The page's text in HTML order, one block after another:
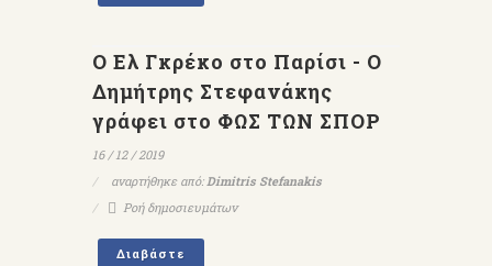
O Ελ Γκρέκο στο Παρίσι - Ο
Δημήτρης Στεφανάκης
γράφει στο ΦΩΣ ΤΩΝ ΣΠΟΡ
16 / 12 / 2019
αναρτήθηκε από:Dimitris Stefanakis
Ροή δημοσιευμάτων
Διαβάστε